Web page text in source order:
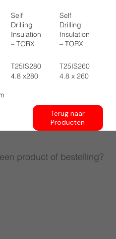
Self
Drilling
Insulation
– TORX
T25IS280
4.8 x280
Self
Drilling
Insulation
– TORX
T25IS260
4.8 x 260
Terug naar
Producten
product of bestelling?